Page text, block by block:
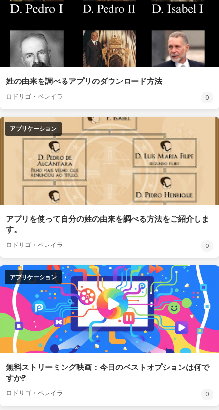
姓の由来を調べるアプリのダウンロード方法
ロドリゴ・ペレイラ 0
アプリケーション
アプリを使って自分の姓の由来を調べる方法をご紹介しま
す。
ロドリゴ・ペレイラ 0
アプリケーション
無料ストリーミング映画：今日のベストオプションは何で
すか?
ロドリゴ・ペレイラ 0